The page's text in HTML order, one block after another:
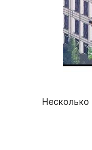
Несколько